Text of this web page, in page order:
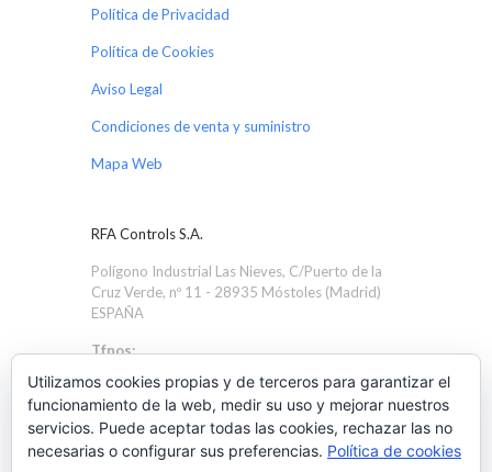
Política de Privacidad
Política de Cookies
Aviso Legal
Condiciones de venta y suministro
Mapa Web
RFA Controls S.A.
Polígono Industrial Las Nieves, C/Puerto de la
Cruz Verde, nº 11 - 28935 Móstoles (Madrid)
ESPAÑA
Tfnos:
+34 91 616 4586
Email:
rfa@rfacontrols.com
Utilizamos cookies propias y de terceros para garantizar el
funcionamiento de la web, medir su uso y mejorar nuestros
servicios. Puede aceptar todas las cookies, rechazar las no
necesarias o configurar sus preferencias. Política de cookies